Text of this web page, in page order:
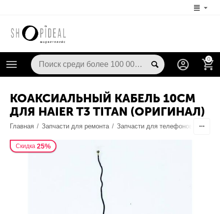
0
КОАКСИАЛЬНЫЙ КАБЕЛЬ 10СМ
ДЛЯ HAIER T3 TITAN (ОРИГИНАЛ)
Главная / Запчасти для ремонта / Запчасти для телефонов
Скидка 25%